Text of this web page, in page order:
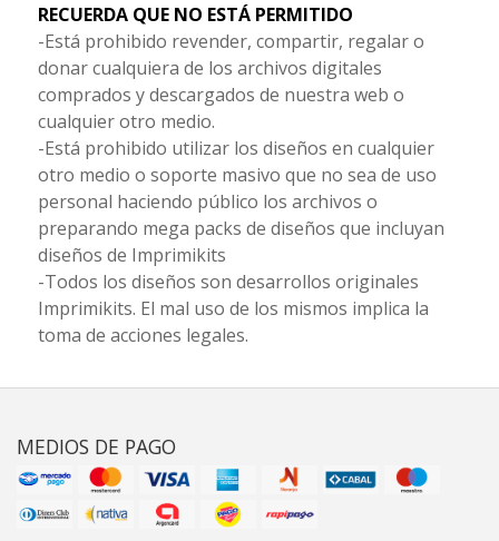
RECUERDA QUE NO ESTÁ PERMITIDO
-Está prohibido revender, compartir, regalar o
donar cualquiera de los archivos digitales
comprados y descargados de nuestra web o
cualquier otro medio.
-Está prohibido utilizar los diseños en cualquier
otro medio o soporte masivo que no sea de uso
personal haciendo público los archivos o
preparando mega packs de diseños que incluyan
diseños de Imprimikits
-Todos los diseños son desarrollos originales
Imprimikits. El mal uso de los mismos implica la
toma de acciones legales.
MEDIOS DE PAGO